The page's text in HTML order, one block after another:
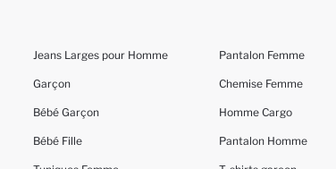
Jeans Larges pour Homme
Garçon
Bébé Garçon
Bébé Fille
Pantalon Femme
Chemise Femme
Homme Cargo
Pantalon Homme